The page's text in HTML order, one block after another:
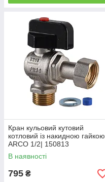
Кран кульовий кутовий
котловий із накидною гайкою
ARCO 1/2| 150813
В наявності
795 ₴